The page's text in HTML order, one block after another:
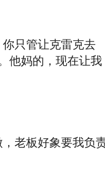
只管让克雷克去
他妈的，现在让我
老板好象要我负